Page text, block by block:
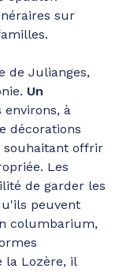
sur
de Julianges,
Un
environs, à
décorations
souhaitant offrir
Les
de garder les
peuvent
columbarium,
la Lozère, il